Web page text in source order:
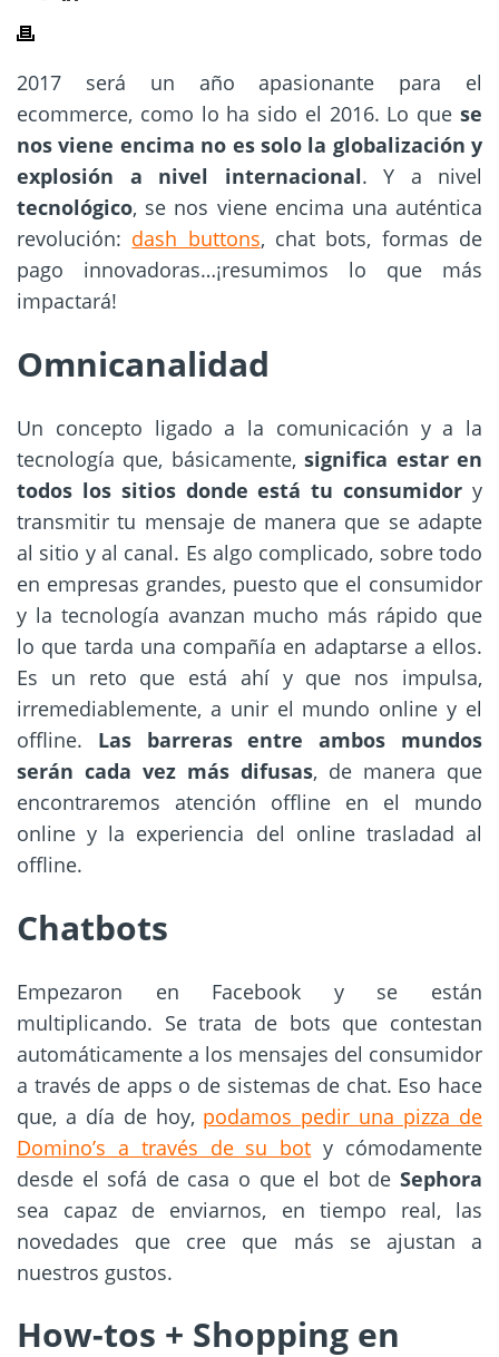
2017 será un año apasionante para el
ecommerce, como lo ha sido el 2016. Lo que se
nos viene encima no es solo la globalización y
explosión a nivel internacional. Y a nivel
tecnológico, se nos viene encima una auténtica
revolución: dash buttons, chat bots, formas de
pago innovadoras…¡resumimos lo que más
impactará!
Omnicanalidad
Un concepto ligado a la comunicación y a la
tecnología que, básicamente,significa estar en
todos los sitios donde está tu consumidor y
transmitir tu mensaje de manera que se adapte
al sitio y al canal. Es algo complicado, sobre todo
en empresas grandes, puesto que el consumidor
y la tecnología avanzan mucho más rápido que
lo que tarda una compañía en adaptarse a ellos.
Es un reto que está ahí y que nos impulsa,
irremediablemente, a unir el mundo online y el
offline. Las barreras entre ambos mundos
serán cada vez más difusas, de manera que
encontraremos atención offline en el mundo
online y la experiencia del online trasladad al
offline.
Chatbots
Empezaron en Facebook y se están
multiplicando. Se trata de bots que contestan
automáticamente a los mensajes del consumidor
a través de apps o de sistemas de chat. Eso hace
que, a día de hoy, podamos pedir una pizza de
Domino’s a través de su bot y cómodamente
desde el sofá de casa o que el bot de Sephora
sea capaz de enviarnos, en tiempo real, las
novedades que cree que más se ajustan a
nuestros gustos.
How-tos + Shopping en